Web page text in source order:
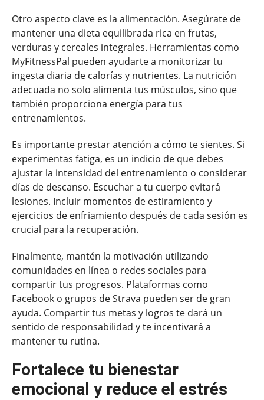
Otro aspecto clave es la alimentación. Asegúrate de
mantener una dieta equilibrada rica en frutas,
verduras y cereales integrales. Herramientas como
MyFitnessPal pueden ayudarte a monitorizar tu
ingesta diaria de calorías y nutrientes. La nutrición
adecuada no solo alimenta tus músculos, sino que
también proporciona energía para tus
entrenamientos.
Es importante prestar atención a cómo te sientes. Si
experimentas fatiga, es un indicio de que debes
ajustar la intensidad del entrenamiento o considerar
días de descanso. Escuchar a tu cuerpo evitará
lesiones. Incluir momentos de estiramiento y
ejercicios de enfriamiento después de cada sesión es
crucial para la recuperación.
Finalmente, mantén la motivación utilizando
comunidades en línea o redes sociales para
compartir tus progresos. Plataformas como
Facebook o grupos de Strava pueden ser de gran
ayuda. Compartir tus metas y logros te dará un
sentido de responsabilidad y te incentivará a
mantener tu rutina.
Fortalece tu bienestar
emocional y reduce el estrés